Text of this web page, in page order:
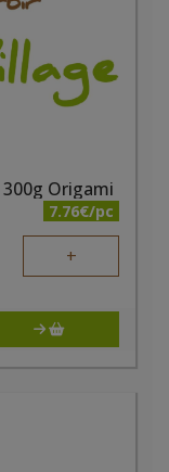
Origami
7.76€/pc
+